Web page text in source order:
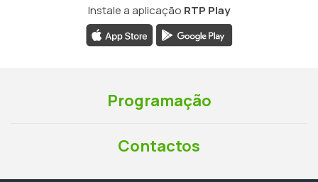
Instale a aplicação RTP Play
Programação
Contactos